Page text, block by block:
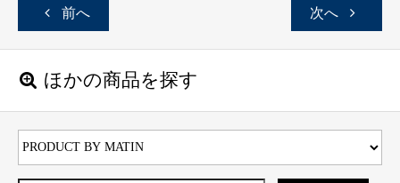
前へ 次へ
ほかの商品を探す